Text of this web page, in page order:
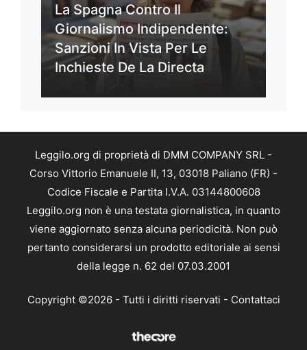
La Spagna Contro Il
Giornalismo Indipendente:
Sanzioni In Vista Per Le
Inchieste De La Directa
Leggilo.org di proprietà di DMM COMPANY SRL -
Corso Vittorio Emanuele II, 13, 03018 Paliano (FR) -
Codice Fiscale e Partita I.V.A. 03144800608
Leggilo.org non è una testata giornalistica, in quanto
viene aggiornato senza alcuna periodicità. Non può
pertanto considerarsi un prodotto editoriale ai sensi
della legge n. 62 del 07.03.2001
Copyright ©2026 - Tutti i diritti riservati - Contattaci